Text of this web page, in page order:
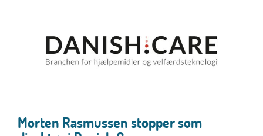
Morten Rasmussen stopper som